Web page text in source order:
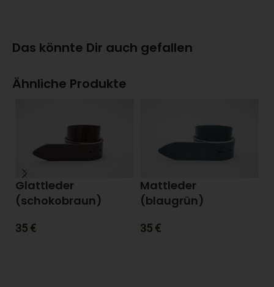
Das könnte Dir auch gefallen
Ähnliche Produkte
Glattleder
(schokobraun)
35 €
Mattleder
(blaugrün)
35 €